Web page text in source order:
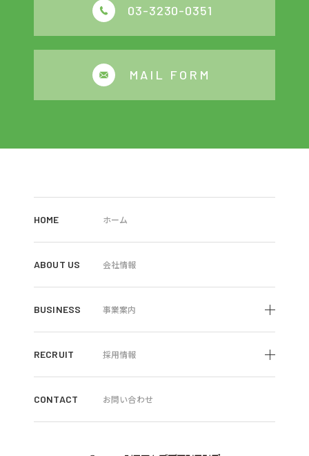
03-3230-0351
MAIL FORM
HOME ホーム
ABOUT US 会社情報
BUSINESS 事業案内
RECRUIT 採用情報
CONTACT お問い合わせ